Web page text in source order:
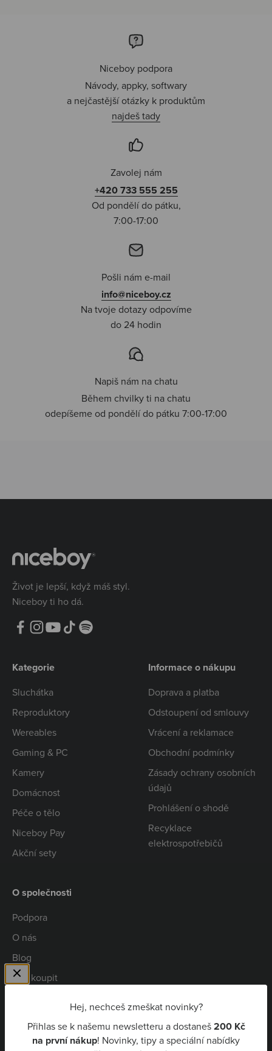
Hej, nechceš zmeškat novinky?
Přihlas se k našemu newsletteru a dostaneš200 Kč
na první nákup! Novinky, tipy a speciální nabídky
Niceboy podpora
Návody, appky, softwary
a nejčastější otázky k produktům
najdeš tady
Zavolej nám
+420 733 555 255
Od pondělí do pátku,
7:00-17:00
Pošli nám e-mail
info@niceboy.cz
Na tvoje dotazy odpovíme
do 24 hodin
Napiš nám na chatu
Během chvilky ti na chatu
odepíšeme od pondělí do pátku 7:00-17:00
Život je lepší, když máš styl.
Niceboy ti ho dá.
Kategorie
Sluchátka
Reproduktory
Wereables
Gaming & PC
Kamery
Domácnost
Péče o tělo
Niceboy Pay
Akční sety
Informace o nákupu
Doprava a platba
Odstoupení od smlouvy
Vrácení a reklamace
Obchodní podmínky
Zásady ochrany osobních
údajů
Prohlášení o shodě
Recyklace
elektrospotřebičů
O společnosti
Podpora
O nás
Blog
Kde koupit
Niceboy Pay